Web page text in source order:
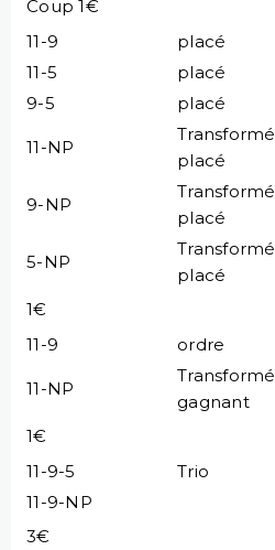
Coup 1€
11-9
placé
11-5
placé
9-5
placé
11-NP
Transformé
placé
9-NP
Transformé
placé
5-NP
Transformé
placé
1€
11-9
ordre
11-NP
Transformé
gagnant
1€
11-9-5
Trio
11-9-NP
3€